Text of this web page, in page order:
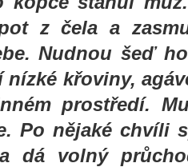
z čela a
Nudnou šeď
křoviny,
prostředí.
Po nějaké chvíli
dá volný